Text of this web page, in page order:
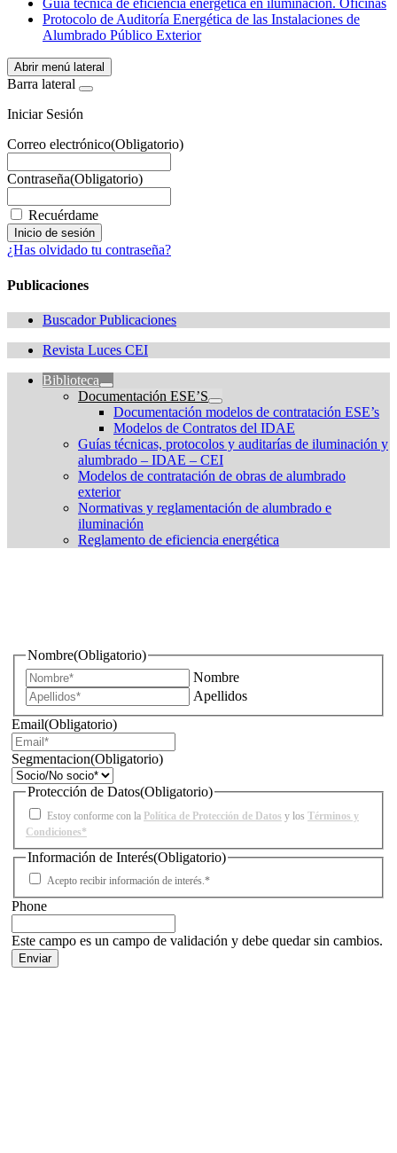
Guía técnica de eficiencia energética en iluminación. Oficinas
Protocolo de Auditoría Energética de las Instalaciones de
Alumbrado Público Exterior
Abrir menú lateral
Barra lateral
Iniciar Sesión
Correo electrónico(Obligatorio)
Contraseña(Obligatorio)
Recuérdame
¿Has olvidado tu contraseña?
Publicaciones
Buscador Publicaciones
Revista Luces CEI
Biblioteca
Documentación ESE’S
Documentación modelos de contratación ESE’s
Modelos de Contratos del IDAE
Guías técnicas, protocolos y auditarías de iluminación y
alumbrado – IDAE – CEI
Modelos de contratación de obras de alumbrado
exterior
Normativas y reglamentación de alumbrado e
iluminación
Reglamento de eficiencia energética
Nombre(Obligatorio)
Nombre
Apellidos
Email(Obligatorio)
Segmentacion(Obligatorio)
Protección de Datos(Obligatorio)
Estoy conforme con la Política de Protección de Datos y los Términos y
Condiciones*
Información de Interés(Obligatorio)
Acepto recibir información de interés.*
Phone
Este campo es un campo de validación y debe quedar sin cambios.